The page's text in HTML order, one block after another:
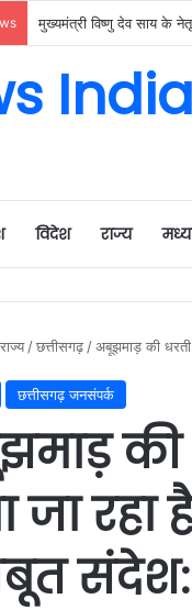
India
विदेश राज्य
राज्य /छत्तीसगढ़ /अबूझमाड़ की
छत्तीसगढ़ जनसंपर्क
की
जा
संदेश: